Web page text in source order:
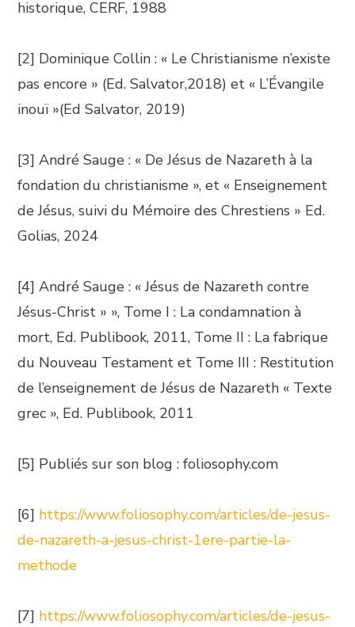
historique, CERF, 1988
[2] Dominique Collin : « Le Christianisme n’existe
pas encore » (Ed. Salvator,2018) et « L’Évangile
inouï »(Ed Salvator, 2019)
[3] André Sauge : « De Jésus de Nazareth à la
fondation du christianisme », et « Enseignement
de Jésus, suivi du Mémoire des Chrestiens » Ed.
Golias, 2024
[4] André Sauge : « Jésus de Nazareth contre
Jésus-Christ » », Tome I : La condamnation à
mort, Ed. Publibook, 2011, Tome II : La fabrique
du Nouveau Testament et Tome III : Restitution
de l’enseignement de Jésus de Nazareth « Texte
grec », Ed. Publibook, 2011
[5] Publiés sur son blog : foliosophy.com
[6] https://www.foliosophy.com/articles/de-jesus-
de-nazareth-a-jesus-christ-1ere-partie-la-
methode
[7] https://www.foliosophy.com/articles/de-jesus-